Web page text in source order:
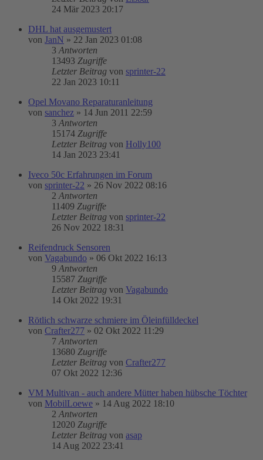
24 Mär 2023 20:17
DHL hat ausgemustert
von JanN » 22 Jan 2023 01:08
3 Antworten
13493 Zugriffe
Letzter Beitrag von sprinter-22
22 Jan 2023 10:11
Opel Movano Reparaturanleitung
von sanchez » 14 Jun 2011 22:59
3 Antworten
15174 Zugriffe
Letzter Beitrag von Holly100
14 Jan 2023 23:41
Iveco 50c Erfahrungen im Forum
von sprinter-22 » 26 Nov 2022 08:16
2 Antworten
11409 Zugriffe
Letzter Beitrag von sprinter-22
26 Nov 2022 18:31
Reifendruck Sensoren
von Vagabundo » 06 Okt 2022 16:13
9 Antworten
15587 Zugriffe
Letzter Beitrag von Vagabundo
14 Okt 2022 19:31
Rötlich schwarze schmiere im Öleinfülldeckel
von Crafter277 » 02 Okt 2022 11:29
7 Antworten
13680 Zugriffe
Letzter Beitrag von Crafter277
07 Okt 2022 12:36
VM Multivan - auch andere Mütter haben hübsche Töchter
von MobilLoewe » 14 Aug 2022 18:10
2 Antworten
12020 Zugriffe
Letzter Beitrag von asap
14 Aug 2022 23:41